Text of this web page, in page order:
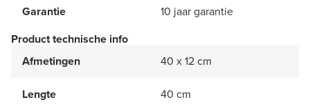
Garantie
10 jaar garantie
Product technische info
Afmetingen
40 x 12 cm
Lengte 40 cm